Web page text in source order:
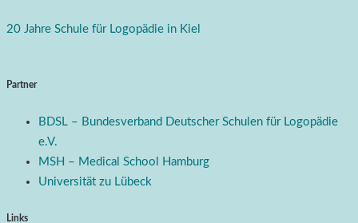
20 Jahre Schule für Logopädie in Kiel
Partner
BDSL – Bundesverband Deutscher Schulen für Logopädie
e.V.
MSH – Medical School Hamburg
Universität zu Lübeck
Links